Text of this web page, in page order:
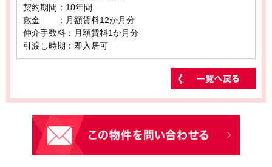
契約期間：10年間
敷金 ：月額賃料12か月分
仲介手数料：月額賃料1か月分
引渡し時期：即入居可